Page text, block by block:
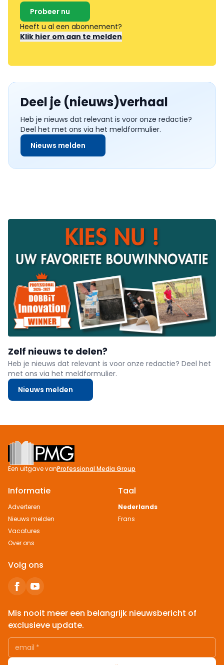
Probeer nu
Heeft u al een abonnement?
Klik hier om aan te melden
Deel je (nieuws)verhaal
Heb je nieuws dat relevant is voor onze redactie?
Deel het met ons via het meldformulier.
Nieuws melden
Zelf nieuws te delen?
Heb je nieuws dat relevant is voor onze redactie? Deel het
met ons via het meldformulier.
Nieuws melden
Footer
Een uitgave vanProfessional Media Group
Informatie
Adverteren
Nieuws melden
Vacatures
Over ons
Taal
Nederlands
Frans
Volg ons
Mis nooit meer een belangrijk nieuwsbericht of
exclusieve update.
email *